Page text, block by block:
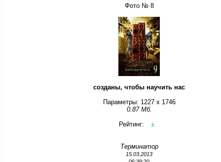
Фото № 8
созданы, чтобы научить нас
Параметры: 1227 x 1746
0.87 Мб.
Рейтинг:
±
Терминатор
15.03.2013